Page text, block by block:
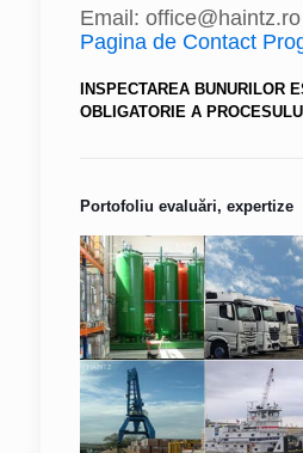
Email: office@haintz.ro
Pagina de Contact
INSPECTAREA BUNURILOR
OBLIGATORIE A
Portofoliu evaluări, expertize